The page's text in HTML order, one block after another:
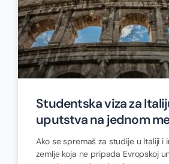
Studentska viza za
uputstva na jednom
Ako se spremaš za studije u Italiji i
zemlje koja ne pripada Evropskoj